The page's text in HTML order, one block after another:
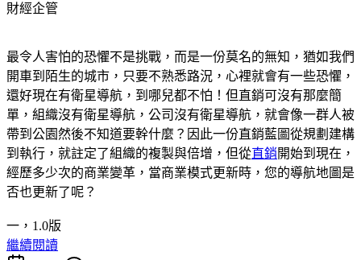
財經企管
最令人害怕的恐懼不是挑戰，而是一份莫名的無知，猶如我們
開車到陌生的城市，只要不熟悉路況，心裡就會有一些恐懼，
還好現在有衛星導航，到哪兒都不怕！但直銷可沒有那麼簡
單，組織沒有衛星導航，公司沒有衛星導航，就會像一群人被
帶到公園然後不知道要幹什麼？因此一份直銷藍圖從規劃建構
到執行，就註定了組織的複製與倍增，但從直銷開始到現在，
經歷多少次的商業變革，當商業模式更新時，您的導航地圖是
否也更新了呢？
一，1.0版
繼續閱讀